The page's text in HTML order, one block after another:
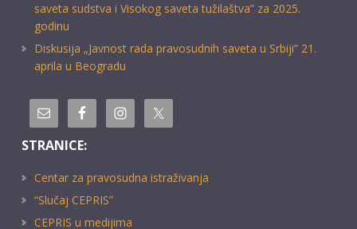
saveta sudstva i Visokog saveta tužilaštva” za 2025.
godinu
Diskusija „Javnost rada pravosudnih saveta u Srbiji” 21.
aprila u Beogradu
STRANICE:
Centar za pravosudna istraživanja
“Slučaj CEPRIS”
CEPRIS u medijima